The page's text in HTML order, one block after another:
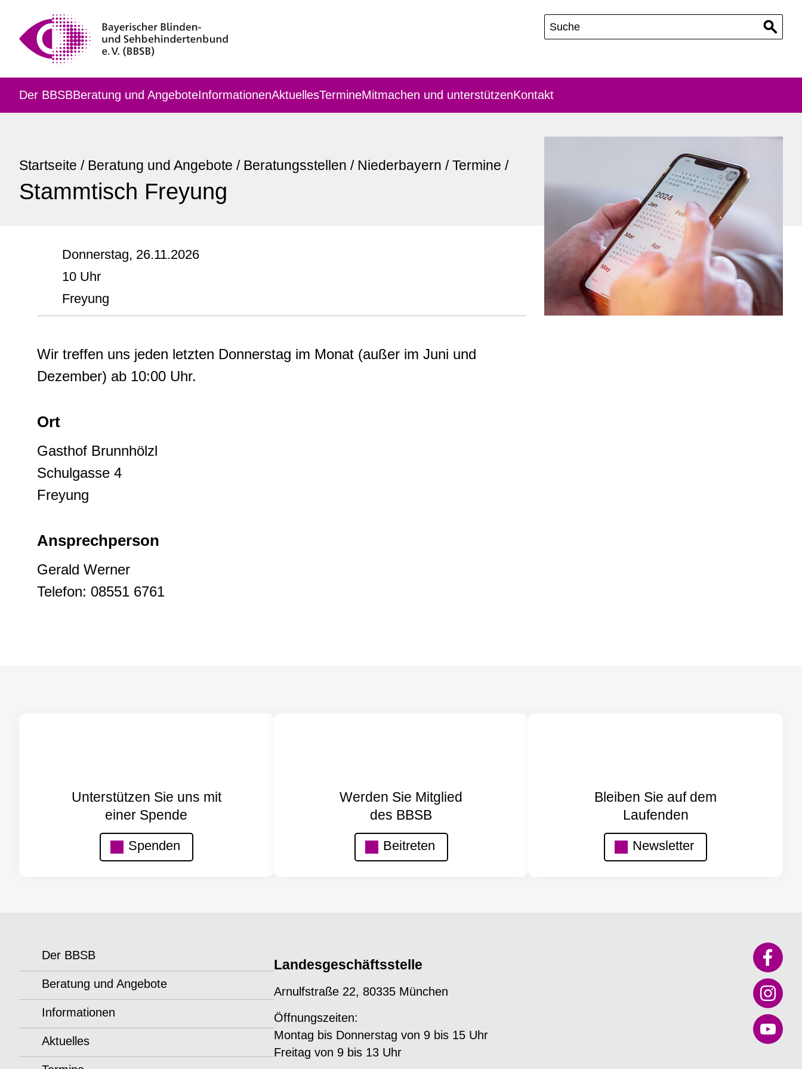
Der BBSBBeratung und AngeboteInformationenAktuellesTermineMitmachen und unterstützenKontakt
Startseite / Beratung und Angebote / Beratungsstellen / Niederbayern /Termine /
Stammtisch Freyung
Donnerstag, 26.11.2026
10 Uhr
Freyung
Wir treffen uns jeden letzten Donnerstag im Monat (außer im Juni und
Dezember) ab 10:00 Uhr.
Ort
Gasthof Brunnhölzl
Schulgasse 4
Freyung
Ansprechperson
Gerald Werner
Telefon: 08551 6761
Rundschreiben
Termine
Unterstützen Sie uns mit
einer Spende
Spenden
Werden Sie Mitglied
des BBSB
Beitreten
Bleiben Sie auf dem
Laufenden
Newsletter
Der BBSB
Beratung und Angebote
Informationen
Aktuelles
Landesgeschäftsstelle
Arnulfstraße 22, 80335 München
Öffnungszeiten:
Montag bis Donnerstag von 9 bis 15 Uhr
Freitag von 9 bis 13 Uhr